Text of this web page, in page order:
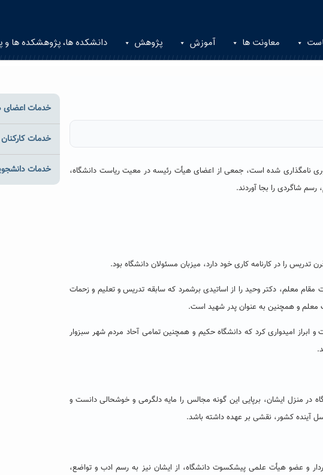
معاونت ها آموزش پژوهش دانشکده ها، پژوهشکده ها و
نامگذاری شده است، جمعی از اعضای هیأت رئیسه در معیت ریاست دانشگاه،
شاگردی را بجا آوردند.
را در کارنامه کاری خود دارد، میزبان مسئولان دانشگاه بود.
معلم، دکتر وحید را از اساتیدی برشمرد که سابقه تدریس و تعلیم و زحمات
معلم و همچنین به عنوان پدر شهید است.
امیدواری کرد که دانشگاه حکیم و همچنین تمامی آحاد مردم شهر سبزوار
در منزل ایشان، برپایی این گونه مجالس را مایه دلگرمی و خوشحالی دانست و
آینده کشور، نقشی بر عهده داشته باشد.
و عضو هیأت علمی پیشکسوت دانشگاه، از ایشان نیز به رسم ادب و تواضع،
خدمات اعضای
خدمات کارکنان
خدمات